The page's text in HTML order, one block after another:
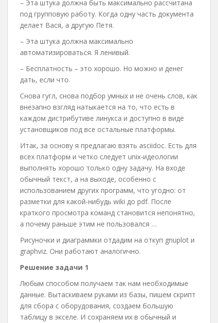
– Эта штука должна быть максимально рассчитана
под групповую работу. Когда одну часть документа
делает Вася, а другую Петя.
– Эта штука должна максимально
автоматизироваться. Я ленивый.
– Бесплатность – это хорошо. Но можно и денег
дать, если что.
Снова гугл, снова подбор умных и не очень слов, как
внезапно взгляд натыкается на то, что есть в
каждом дистрибутиве линукса и доступно в виде
установщиков под все остальные платформы.
Итак, за основу я предлагаю взять asciidoc. Есть для
всех платформ и четко следует unix-идеологии
выполнять хорошо только одну задачу. На входе
обычный текст, а на выходе, особенно с
использованием других программ, что угодно: от
разметки для какой-нибудь wiki до pdf. После
краткого просмотра команд становится непонятно,
а почему раньше этим не пользовался …
Рисуночки и диаграммки отдадим на откуп gnuplot и
graphviz. Они работают аналогично.
Решение задачи 1
Любым способом получаем так нам необходимые
данные. Вытаскиваем руками из базы, пишем скрипт
для сбора с оборудования, создаем большую
таблицу в экселе. И сохраняем их в обычный и